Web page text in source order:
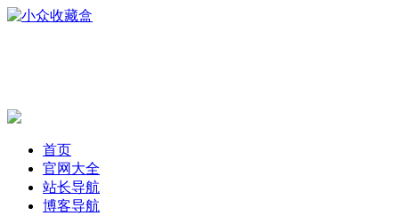
首页
官网大全
站长导航
博客导航